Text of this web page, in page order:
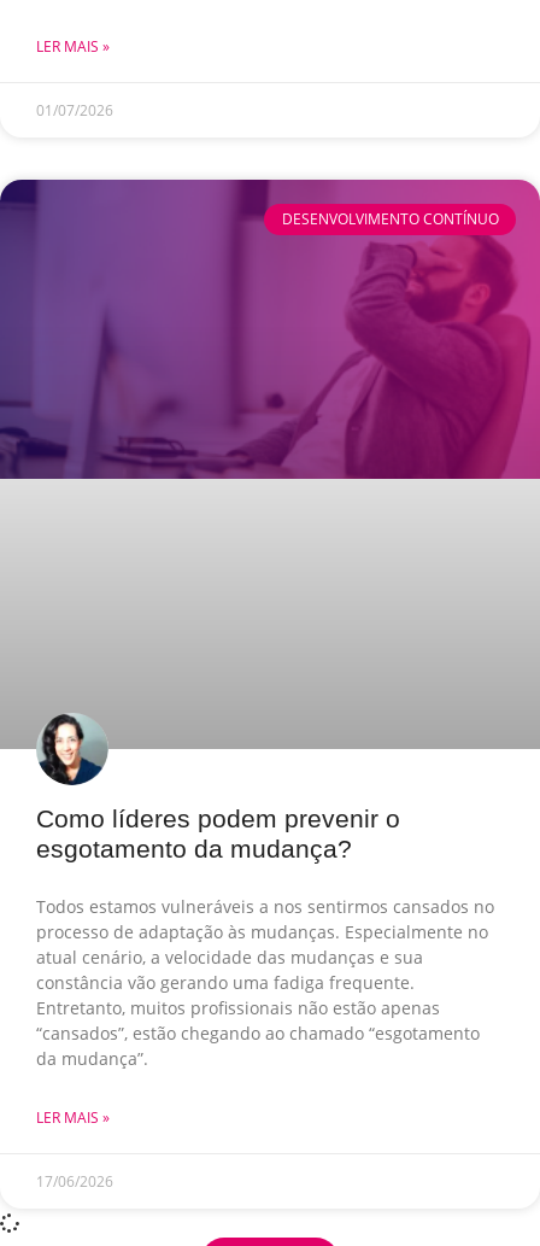
LER MAIS »
01/07/2026
DESENVOLVIMENTO CONTÍNUO
Como líderes podem prevenir o
esgotamento da mudança?
Todos estamos vulneráveis a nos sentirmos cansados no
processo de adaptação às mudanças. Especialmente no
atual cenário, a velocidade das mudanças e sua
constância vão gerando uma fadiga frequente.
Entretanto, muitos profissionais não estão apenas
“cansados”, estão chegando ao chamado “esgotamento
da mudança”.
LER MAIS »
17/06/2026